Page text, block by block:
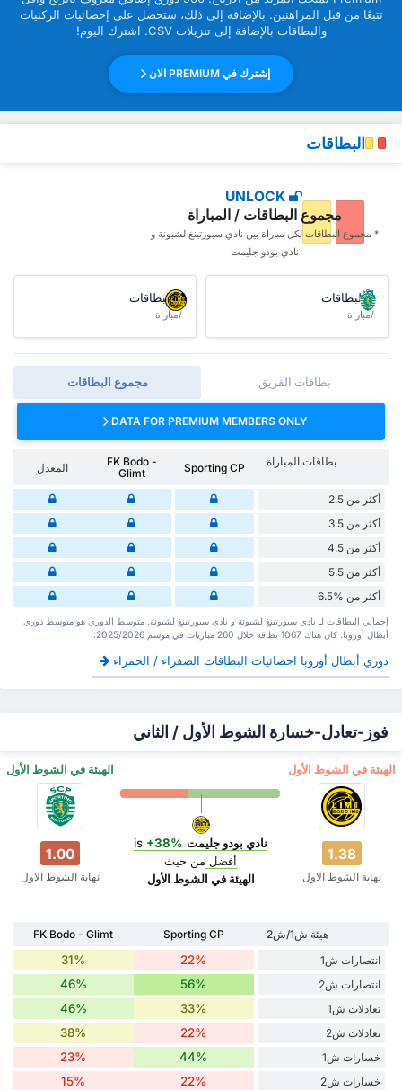
تتبعًا من قبل ‏المراهنين. بالإضافة إلى ذلك، ستحصل على إحصائيات الركنيات
والبطاقات بالإضافة إلى تنزيلات CSV. اشترك اليوم!
إشترك في PREMIUM الان
البطاقات
UNLOCK
مجموع البطاقات / المباراة
* مجموع البطاقات ‏لكل مباراة بين نادي سبورتينغ لشبونة و
نادي بودو جليمت
البطاقات
/مباراة
البطاقات
/مباراة
مجموع البطاقات بطاقات الفريق
DATA FOR PREMIUM MEMBERS ONLY
بطاقات المباراة Sporting CP
FK Bodo -
Glimt
المعدل
أكثر من 2.5
أكثر من 3.5
أكثر من 4.5
أكثر من 5.5
أكثر من %6.5
إجمالي البطاقات لـ نادي سبورتينغ لشبونة و نادي سبورتينغ لشبونة. متوسط الدوري هو متوسط دوري
أبطال أوروبا. كان هناك 1067 بطاقة ‏خلال 260 مباريات في موسم 2025/2026.
دوري أبطال أوروبا احصائيات البطاقات الصفراء / الحمراء
فوز-تعادل-خسارة الشوط الأول / الثاني
‏الهيئة في الشوط الأول ‏الهيئة في الشوط الأول
1.00
نهاية الشوط الاول
نادي بودو جليمتis
+38%
أفضل من حيث
‏الهيئة في الشوط الأول
1.38
نهاية الشوط الاول
هيئة ش1/ش2 Sporting CP
FK Bodo - Glimt
انتصارات ش1
22%
31%
انتصارات ش2 56%
46%
تعادلات ش1 33%
46%
تعادلات ش2 22%
38%
خسارات ش1 44%
23%
خسارات ش2 22%
15%